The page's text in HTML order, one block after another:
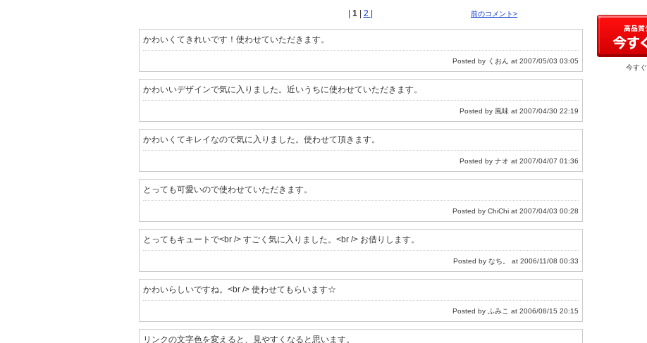
1 2 前のコメント>
かわいくてきれいです！使わせていただきます。
Posted by くおん at 2007/05/03 03:05
かわいいデザインで気に入りました。近いうちに使わせていただきます。
Posted by 風味 at 2007/04/30 22:19
かわいくてキレイなので気に入りました。使わせて頂きます。
Posted by ナオ at 2007/04/07 01:36
とっても可愛いので使わせていただきます。
Posted by ChiChi at 2007/04/03 00:28
とってもキュートで<br /> すごく気に入りました。<br /> お借りします。
Posted by なち。 at 2006/11/08 00:33
かわいらしいですね。<br /> 使わせてもらいます☆
Posted by ふみこ at 2006/08/15 20:15
リンクの文字色を変えると、見やすくなると思います。
今すぐ